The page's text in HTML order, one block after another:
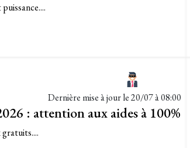
Dernière mise à jour le20/07 à 08:00
: attention aux aides à 100%